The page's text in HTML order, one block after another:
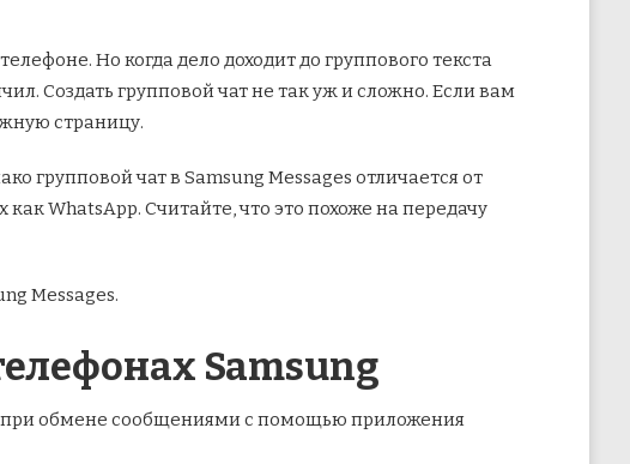
Но когда дело доходит до группового текста
Создать групповой чат не так уж и сложно. Если вам
страницу.
групповой чат в Samsung Messages отличается от
WhatsApp. Считайте, что это похоже на передачу
Messages.
Samsung
обмене сообщениями с помощью приложения